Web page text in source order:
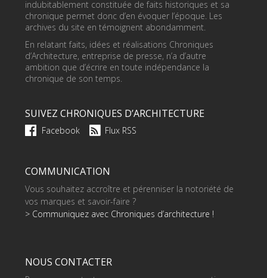
indubitablement constituée de faits historiques et sa
chronique permet donc d’en évoquer l’époque. Les
archives du site en témoignent abondamment.
En relatant faits, idées et réalisations Chroniques
d’Architecture, entreprise de presse, n’a d’autre
ambition que d’écrire en toute indépendance la
chronique de son temps.
SUIVEZ CHRONIQUES D’ARCHITECTURE
Facebook Flux RSS
COMMUNICATION
Vous souhaitez accroître et pérenniser la notoriété de
vos marques et savoir-faire ?
> Communiquez avec Chroniques d’architecture !
NOUS CONTACTER